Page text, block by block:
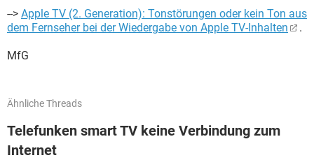
--> Apple TV (2. Generation): Tonstörungen oder kein Ton aus
dem Fernseher bei der Wiedergabe von Apple TV-Inhalten
.
MfG
Ähnliche Threads
Telefunken smart TV keine Verbindung zum
Internet